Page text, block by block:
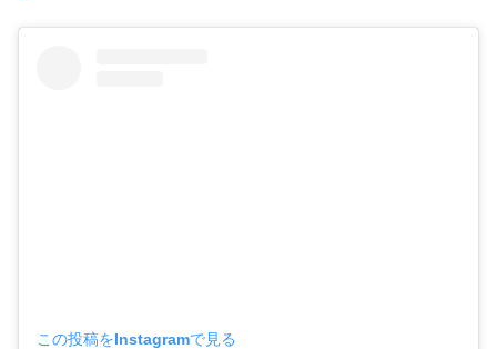
この投稿をInstagramで見る